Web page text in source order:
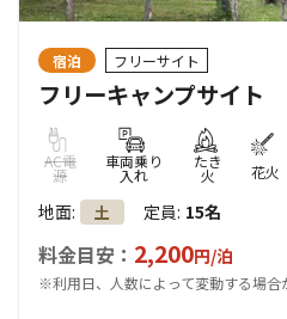
宿泊 フリーサイト
フリーキャンプサイト
AC電
源
車両乗り
入れ
たき
火 花火
地面: 土 定員: 15名
料金目安： 2,200円/泊
※利用日、人数によって変動する場合